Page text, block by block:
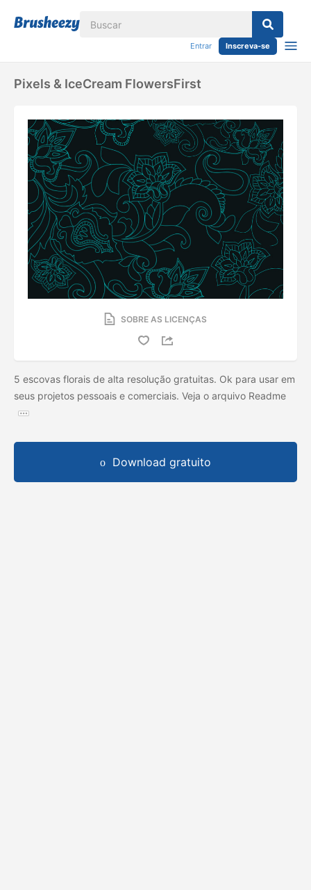
Entrar Inscreva-se
Pixels & IceCream FlowersFirst
SOBRE AS LICENÇAS
5 escovas florais de alta resolução gratuitas. Ok para usar em
seus projetos pessoais e comerciais. Veja o arquivo Readme
Download gratuito